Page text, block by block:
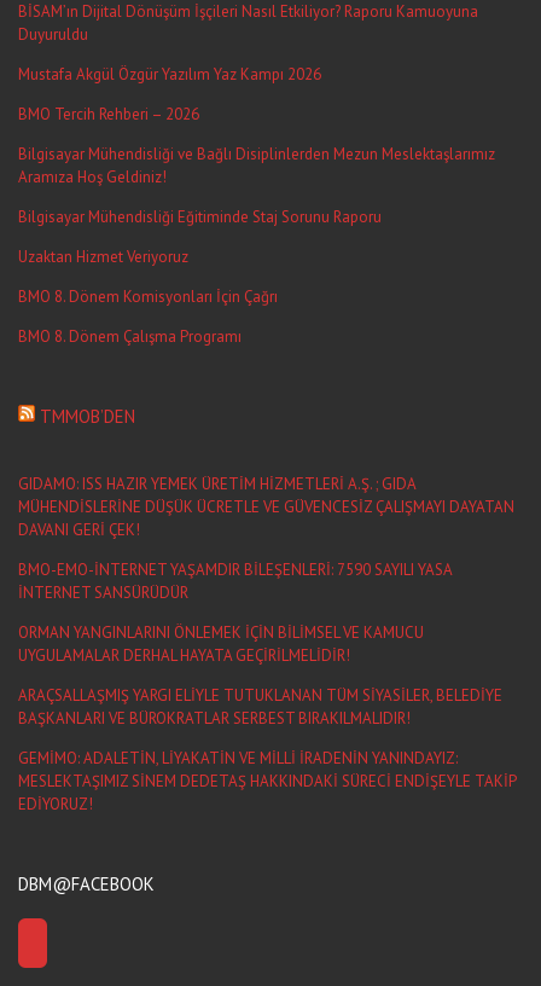
BİSAM’ın Dijital Dönüşüm İşçileri Nasıl Etkiliyor? Raporu Kamuoyuna
Duyuruldu
Mustafa Akgül Özgür Yazılım Yaz Kampı 2026
BMO Tercih Rehberi – 2026
Bilgisayar Mühendisliği ve Bağlı Disiplinlerden Mezun Meslektaşlarımız
Aramıza Hoş Geldiniz!
Bilgisayar Mühendisliği Eğitiminde Staj Sorunu Raporu
Uzaktan Hizmet Veriyoruz
BMO 8. Dönem Komisyonları İçin Çağrı
BMO 8. Dönem Çalışma Programı
TMMOB’DEN
GIDAMO: ISS HAZIR YEMEK ÜRETİM HİZMETLERİ A.Ş. ; GIDA
MÜHENDİSLERİNE DÜŞÜK ÜCRETLE VE GÜVENCESİZ ÇALIŞMAYI DAYATAN
DAVANI GERİ ÇEK!
BMO-EMO-İNTERNET YAŞAMDIR BİLEŞENLERİ: 7590 SAYILI YASA
İNTERNET SANSÜRÜDÜR
ORMAN YANGINLARINI ÖNLEMEK İÇİN BİLİMSEL VE KAMUCU
UYGULAMALAR DERHAL HAYATA GEÇİRİLMELİDİR!
ARAÇSALLAŞMIŞ YARGI ELİYLE TUTUKLANAN TÜM SİYASİLER, BELEDİYE
BAŞKANLARI VE BÜROKRATLAR SERBEST BIRAKILMALIDIR!
GEMİMO: ADALETİN, LİYAKATİN VE MİLLİ İRADENİN YANINDAYIZ:
MESLEKTAŞIMIZ SİNEM DEDETAŞ HAKKINDAKİ SÜRECİ ENDİŞEYLE TAKİP
EDİYORUZ!
DBM@FACEBOOK